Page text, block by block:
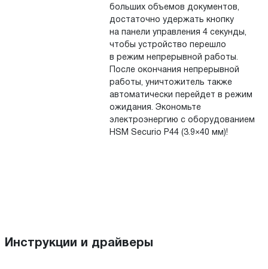
больших объемов документов,
достаточно удержать кнопку
на панели управления 4 секунды,
чтобы устройство перешло
в режим непрерывной работы.
После окончания непрерывной
работы, уничтожитель также
автоматически перейдет в режим
ожидания. Экономьте
электроэнергию с оборудованием
HSM Securio P44 (3.9×40 мм)!
Инструкции и драйверы